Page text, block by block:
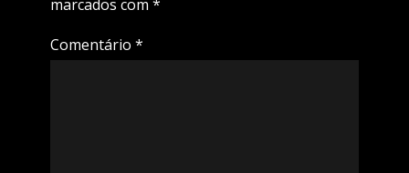
marcados com *
Comentário *